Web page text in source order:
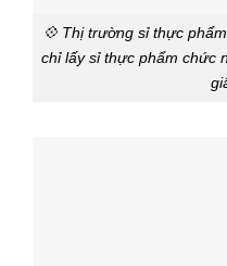
💠 Thị trường sỉ thực
chỉ lấy sỉ thực phẩm chức